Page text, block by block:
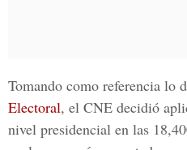
Tomando como referencia lo
Electoral, el CNE decidió
nivel presidencial en las